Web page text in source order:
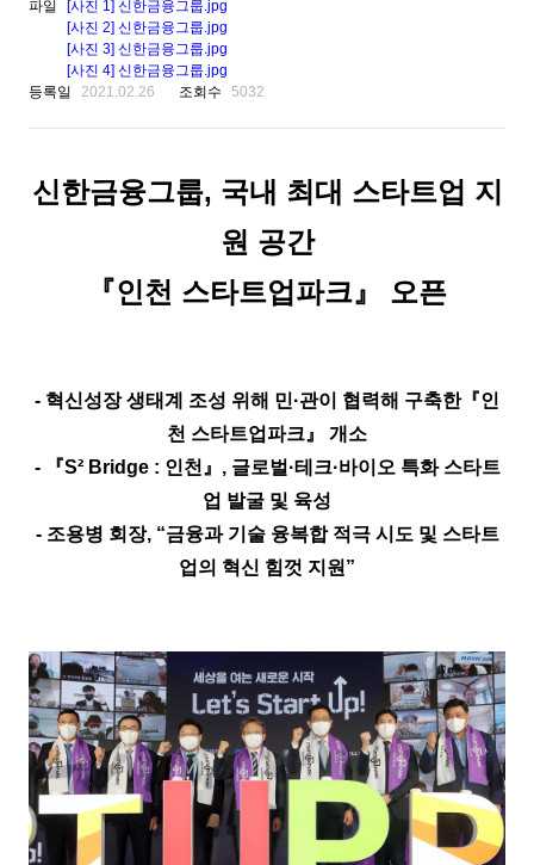
파일
[사진 1] 신한금융그룹.jpg
[사진 2] 신한금융그룹.jpg
[사진 3] 신한금융그룹.jpg
[사진 4] 신한금융그룹.jpg
등록일
2021.02.26 조회수 5032
신한금융그룹, 국내 최대 스타트업 지
원 공간
『인천 스타트업파크』 오픈
- 혁신성장 생태계 조성 위해 민·관이 협력해 구축한『인
천 스타트업파크』 개소
- 『S² Bridge : 인천』, 글로벌·테크·바이오 특화 스타트
업 발굴 및 육성
- 조용병 회장, “금융과 기술 융복합 적극 시도 및 스타트
업의 혁신 힘껏 지원”